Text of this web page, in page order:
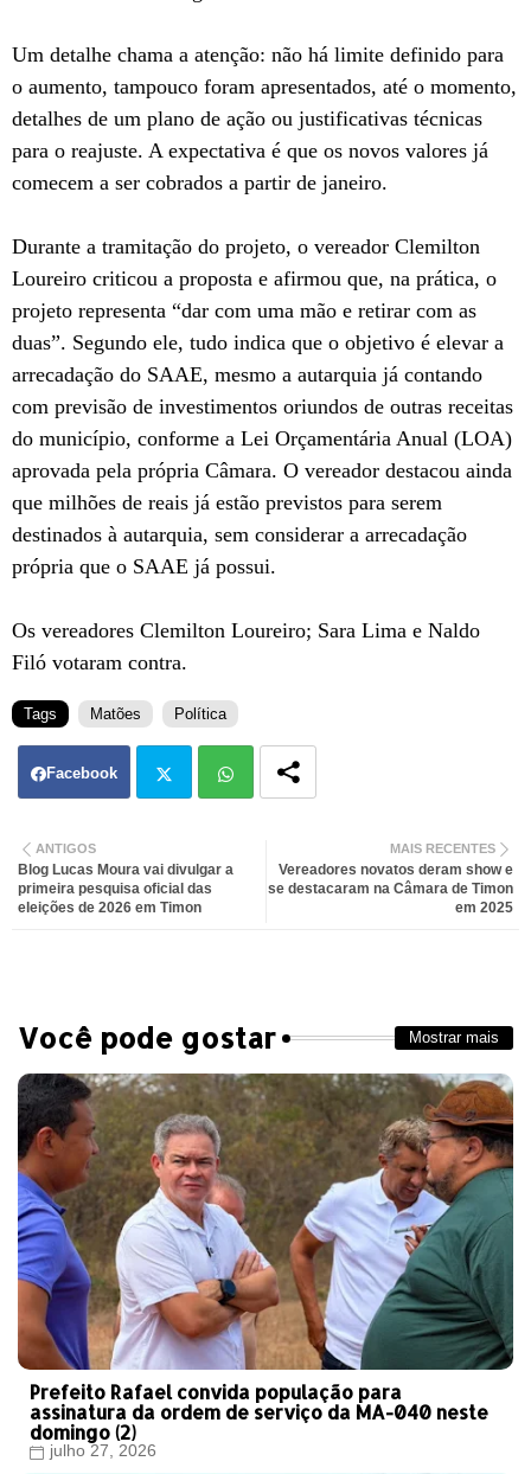
Um detalhe chama a atenção: não há limite definido para
o aumento, tampouco foram apresentados, até o momento,
detalhes de um plano de ação ou justificativas técnicas
para o reajuste. A expectativa é que os novos valores já
comecem a ser cobrados a partir de janeiro.
Durante a tramitação do projeto, o vereador Clemilton
Loureiro criticou a proposta e afirmou que, na prática, o
projeto representa “dar com uma mão e retirar com as
duas”. Segundo ele, tudo indica que o objetivo é elevar a
arrecadação do SAAE, mesmo a autarquia já contando
com previsão de investimentos oriundos de outras receitas
do município, conforme a Lei Orçamentária Anual (LOA)
aprovada pela própria Câmara. O vereador destacou ainda
que milhões de reais já estão previstos para serem
destinados à autarquia, sem considerar a arrecadação
própria que o SAAE já possui.
Os vereadores Clemilton Loureiro; Sara Lima e Naldo
Filó votaram contra.
Tags Matões Política
Facebook
ter atsa
MAIS RECENTES
Vereadores novatos deram show e
se destacaram na Câmara de Timon
em 2025
ANTIGOS
Blog Lucas Moura vai divulgar a
primeira pesquisa oficial das
eleições de 2026 em Timon
Você pode gostar Mostrar mais
Prefeito Rafael convida população para
assinatura da ordem de serviço da MA-040 neste
domingo (2)
julho 27, 2026